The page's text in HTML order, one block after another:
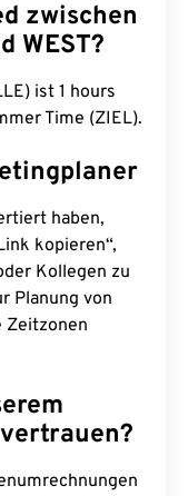
zwischen
WEST?
ist 1 hours
Time (ZIEL).
haben,
kopieren“,
Kollegen zu
Planung von
Zeitzonen